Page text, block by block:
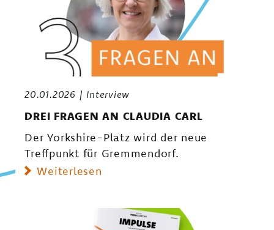
20.01.2026 Interview
DREI FRAGEN AN CLAUDIA CARL
Der Yorkshire-Platz wird der neue
Treffpunkt für Gremmendorf.
Weiterlesen